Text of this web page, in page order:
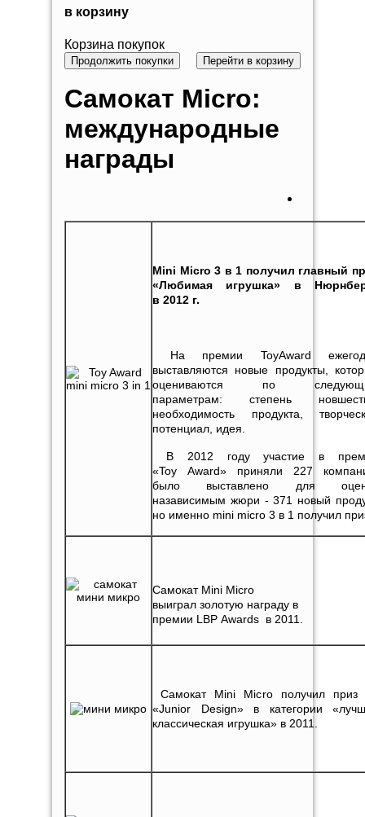
в корзину
Корзина покупок
Перейти в корзину
Продолжить покупки
Самокат Micro:
международные
награды
Mini Micro 3 в 1 получил главный
«Любимая игрушка» в
в 2012 г.
На премии ToyAward
выставляются новые продукты,
оцениваются по
параметрам: степень
необходимость продукта,
потенциал, идея.
В 2012 году участие в
«Toy Award» приняли 227
было выставлено для
назависимым жюри - 371 новый
но именно mini micro 3 в 1 получил
Самокат Mini Micro
выиграл золотую награду в
премии LBP Awards в 2011.
Самокат Mini Micro получил приз
«Junior Design» в категории
классическая игрушка» в 2011.